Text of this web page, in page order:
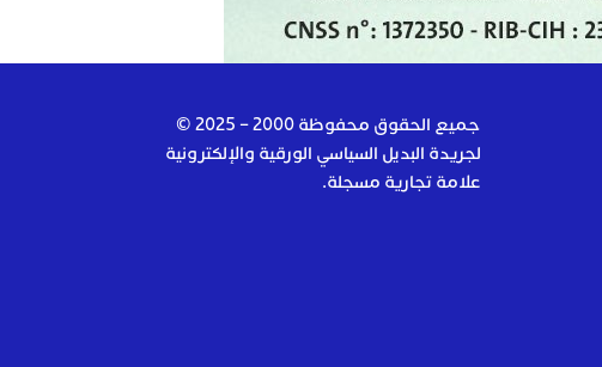
جميع الحقوق محفوظة 2000 – 2025 ©
لجريدة البديل السياسي الورقية والإلكترونية
علامة تجارية مسجلة.